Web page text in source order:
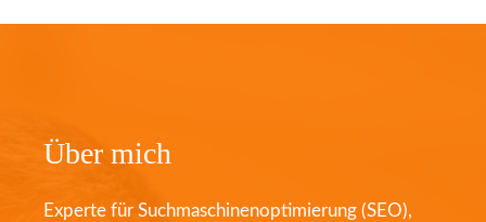
Über mich
Experte für Suchmaschinenoptimierung (SEO),